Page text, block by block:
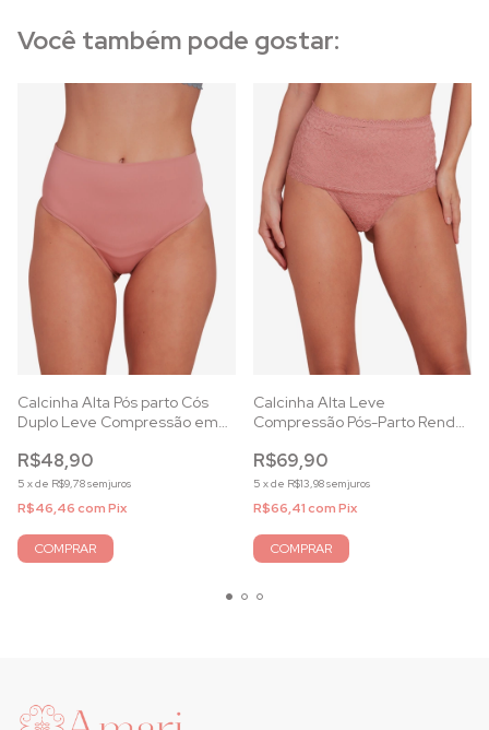
Você também pode gostar:
Calcinha Alta Pós parto Cós
Duplo Leve Compressão em
R$48,90
5 xde R$9,78sem juros
R$46,46comPix
COMPRAR
Calcinha Alta Leve
Compressão Pós-Parto Renda
R$69,90
5 xde R$13,98sem juros
R$66,41comPix
COMPRAR